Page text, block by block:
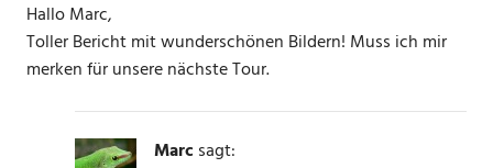
Hallo Marc,
Toller Bericht mit wunderschönen Bildern! Muss ich mir
merken für unsere nächste Tour.
Marc sagt: